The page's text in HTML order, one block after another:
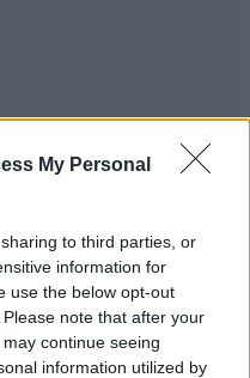
My Personal
to third parties, or
information for
use the below opt-out
note that after your
continue seeing
information utilized by